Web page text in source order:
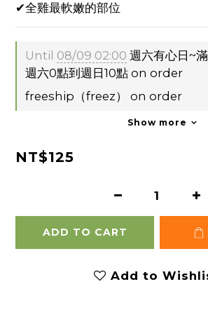
✔全雞最軟嫩的部位
Until 08/09 02:00 週六有心日~
週六0點到週日10點 on order
freeship（freez） on order
Show more
NT$125
ADD TO CART
Add to